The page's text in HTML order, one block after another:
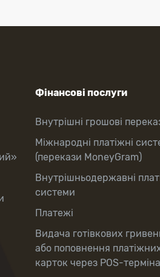
Фінансові послуги
Внутрішні грошові
Міжнародні платіжні
(перекази MoneyGram)
Внутрішньодержавні
системи
Платежі
Видача готівкових
або поповнення
карток через POS-